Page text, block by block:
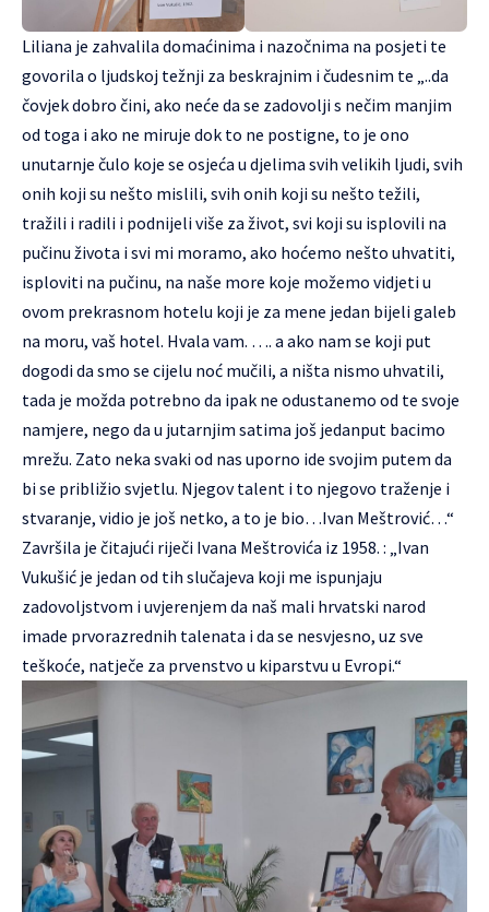
Liliana je zahvalila domaćinima i nazočnima na posjeti te
govorila o ljudskoj težnji za beskrajnim i čudesnim te „..da
čovjek dobro čini, ako neće da se zadovolji s nečim manjim
od toga i ako ne miruje dok to ne postigne, to je ono
unutarnje čulo koje se osjeća u djelima svih velikih ljudi, svih
onih koji su nešto mislili, svih onih koji su nešto težili,
tražili i radili i podnijeli više za život, svi koji su isplovili na
pučinu života i svi mi moramo, ako hoćemo nešto uhvatiti,
isploviti na pučinu, na naše more koje možemo vidjeti u
ovom prekrasnom hotelu koji je za mene jedan bijeli galeb
na moru, vaš hotel. Hvala vam. …. a ako nam se koji put
dogodi da smo se cijelu noć mučili, a ništa nismo uhvatili,
tada je možda potrebno da ipak ne odustanemo od te svoje
namjere, nego da u jutarnjim satima još jedanput bacimo
mrežu. Zato neka svaki od nas uporno ide svojim putem da
bi se približio svjetlu. Njegov talent i to njegovo traženje i
stvaranje, vidio je još netko, a to je bio…Ivan Meštrović…“
Završila je čitajući riječi Ivana Meštrovića iz 1958. : „Ivan
Vukušić je jedan od tih slučajeva koji me ispunjaju
zadovoljstvom i uvjerenjem da naš mali hrvatski narod
imade prvorazrednih talenata i da se nesvjesno, uz sve
teškoće, natječe za prvenstvo u kiparstvu u Evropi.“